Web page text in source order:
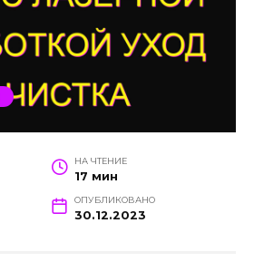
НА ЧТЕНИЕ
17 мин
ОПУБЛИКОВАНО
30.12.2023